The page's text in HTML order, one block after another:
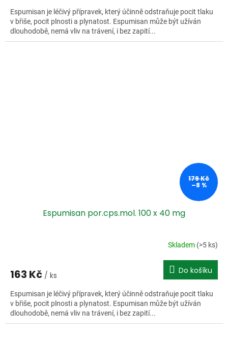
Espumisan je léčivý přípravek, který účinně odstraňuje pocit tlaku
v břiše, pocit plnosti a plynatost. Espumisan může být užíván
dlouhodobě, nemá vliv na trávení, i bez zapití...
179 Kč
–8 %
Espumisan por.cps.mol. 100 x 40 mg
Skladem (>5 ks)
163 Kč / ks Do košíku
Espumisan je léčivý přípravek, který účinně odstraňuje pocit tlaku
v břiše, pocit plnosti a plynatost. Espumisan může být užíván
dlouhodobě, nemá vliv na trávení, i bez zapití...